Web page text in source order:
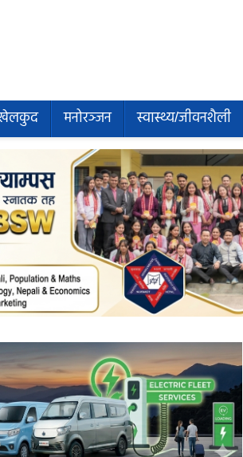
मनोरञ्जन स्वास्थ्य/जीवनशैली